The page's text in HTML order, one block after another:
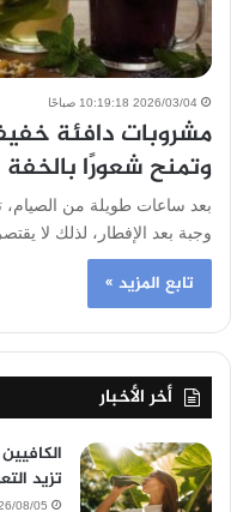
2026/03/04 10:19:18 صباحًا
مشروبات دافئة
وتمنح شعورًا بالخفة
بعد ساعات طويلة من الصيام،
وجبة بعد الإفطار، لذلك لا
تابع المزيد »
أخر الأخبار
تزيد
2026/08/05